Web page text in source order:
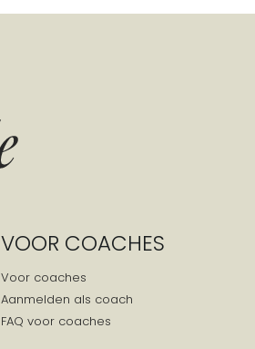
VOOR COACHES
Voor coaches
Aanmelden als coach
FAQ voor coaches